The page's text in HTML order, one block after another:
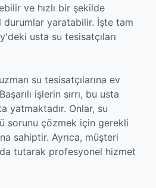
ve hızlı bir şekilde
yaratabilir. İşte tam
usta su tesisatçıları
su tesisatçılarına ev
işlerin sırrı, bu usta
yatmaktadır. Onlar, su
sorunu çözmek için gerekli
sahiptir. Ayrıca, müşteri
tutarak profesyonel hizmet